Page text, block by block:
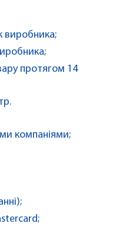
виробника;
протягом 14
компаніями;